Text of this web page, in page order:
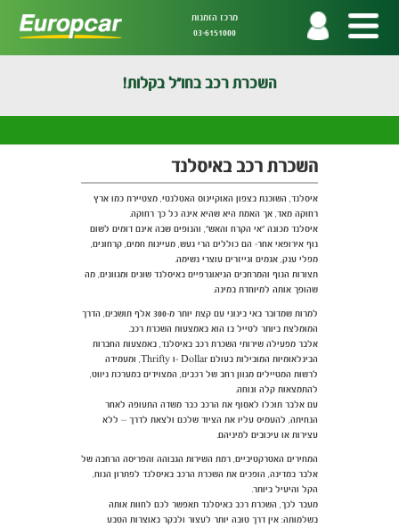
מרכז הזמנות
03-6151000
השכרת רכב בחו"ל בקלות!
השכרת רכב באיסלנד
איסלנד, השוכנת בצפון האוקיינוס האטלנטי, מצטיירת כמו ארץ
רחוקה מאד, אך האמת היא שהיא אינה כל כך רחוקה.
איסלנד מכונה "אי הקרח והאש", והנופים שבה אינם דומים לשום
נוף אירופאי אחר- הם כוללים הרי געש, מעיינות חמים, קרחונים,
מפלי ענק, אגמים וגייזרים עוצרי נשימה.
תצורות הנוף והמרחבים הגיאוגרפיים באיסלנד שונים ומגוונים, מה
שהופך אותה למיוחדת במינה.
למרות שמדובר באי בינוני עם קצת יותר מ-300 אלף תושבים, הדרך
המומלצת ביותר לטייל בו הוא באמצעות השכרת רכב.
אלבר מפעילה שירותי השכרת רכב באיסלנד, באמצעות החברות
הבינלאומיות המובילות בעולם Dollar -ו Thrifty, ומעמידה
לרשות המטיילים מגוון רחב של רכבים, המצוידים במערכת ניווט,
להתמצאות קלה ונוחה.
עם אלבר תוכלו לאסוף את הרכב כבר משדה התעופה לאחר
הנחיתה, להעמיס עליו את הציוד שלכם ולצאת לדרך – ללא
עצירות או עיכובים למיניהם.
המחירים האטרקטיביים, רמת השירות הגבוהה והפריסה הרחבה של
אלבר במדינה, הופכים את השכרת הרכב באיסלנד לפתרון הנוח,
הקל והיעיל ביותר.
מעבר לכך, השכרת רכב באיסלנד תאפשר לכם לחוות אותה
בשלמותה: אין דרך טובה יותר לעצור ולבקר באוצרות הטבע